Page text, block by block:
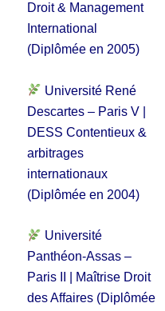
Droit & Management
International
(Diplômée en 2005)
Université René
Descartes – Paris V |
DESS Contentieux &
arbitrages
internationaux
(Diplômée en 2004)
Université
Panthéon-Assas –
Paris II | Maîtrise Droit
des Affaires (Diplômée